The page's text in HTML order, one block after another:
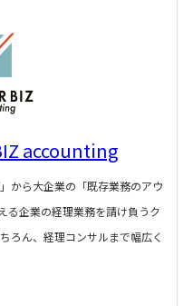
accounting
から大企業の「既存業務のアウ
る企業の経理業務を請け負うク
ろん、経理コンサルまで幅広く